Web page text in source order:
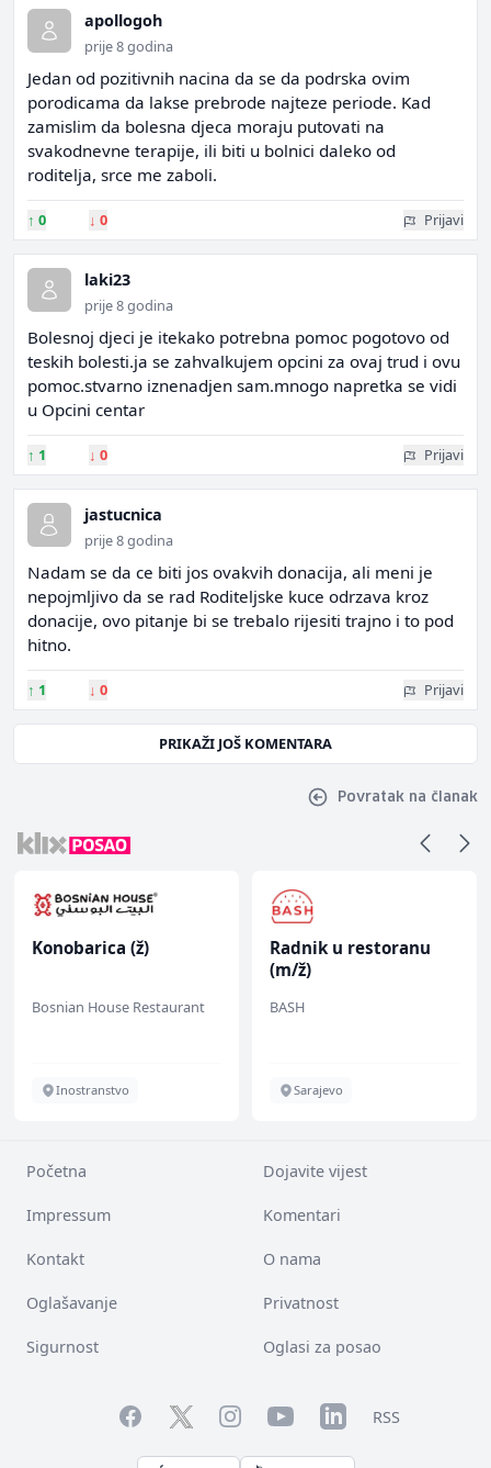
apollogoh
prije 8 godina
Jedan od pozitivnih nacina da se da podrska ovim
porodicama da lakse prebrode najteze periode. Kad
zamislim da bolesna djeca moraju putovati na
svakodnevne terapije, ili biti u bolnici daleko od
roditelja, srce me zaboli.
↑ 0 ↓ 0 Prijavi
laki23
prije 8 godina
Bolesnoj djeci je itekako potrebna pomoc pogotovo od
teskih bolesti.ja se zahvalkujem opcini za ovaj trud i ovu
pomoc.stvarno iznenadjen sam.mnogo napretka se vidi
u Opcini centar
↑ 1 ↓ 0 Prijavi
jastucnica
prije 8 godina
Nadam se da ce biti jos ovakvih donacija, ali meni je
nepojmljivo da se rad Roditeljske kuce odrzava kroz
donacije, ovo pitanje bi se trebalo rijesiti trajno i to pod
hitno.
↑ 1 ↓ 0 Prijavi
PRIKAŽI JOŠ KOMENTARA
Povratak na članak
Konobarica (ž)
Bosnian House Restaurant
Inostranstvo
Radnik u restoranu
(m/ž)
BASH
Sarajevo
Početna Dojavite vijest
Impressum Komentari
Kontakt O nama
Oglašavanje Privatnost
Sigurnost Oglasi za posao
FacebookTwitterInstagramYouTubeLinkedInRSS